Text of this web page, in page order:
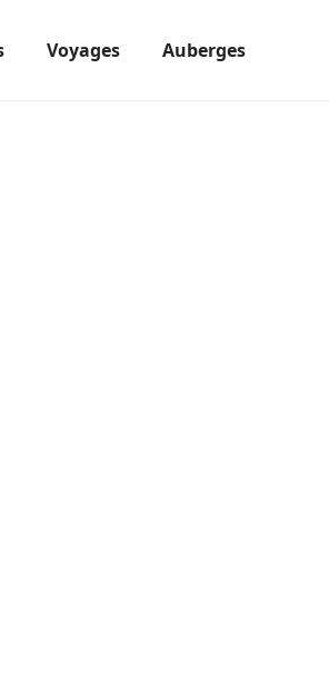
Voyages Auberges